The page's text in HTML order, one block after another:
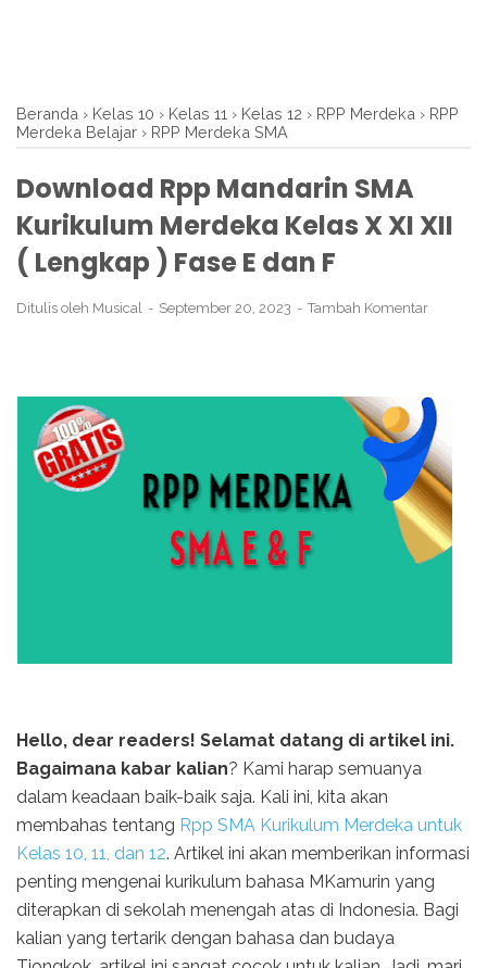
Beranda › Kelas 10 › Kelas 11 › Kelas 12 › RPP Merdeka › RPP
Merdeka Belajar › RPP Merdeka SMA
Download Rpp Mandarin SMA
Kurikulum Merdeka Kelas X XI XII
( Lengkap ) Fase E dan F
Ditulis oleh Musical September 20, 2023 Tambah Komentar
Hello, dear readers! Selamat datang di artikel ini.
Bagaimana kabar kalian? Kami harap semuanya
dalam keadaan baik-baik saja. Kali ini, kita akan
membahas tentang Rpp SMA Kurikulum Merdeka untuk
Kelas 10, 11, dan 12. Artikel ini akan memberikan informasi
penting mengenai kurikulum bahasa MKamurin yang
diterapkan di sekolah menengah atas di Indonesia. Bagi
kalian yang tertarik dengan bahasa dan budaya